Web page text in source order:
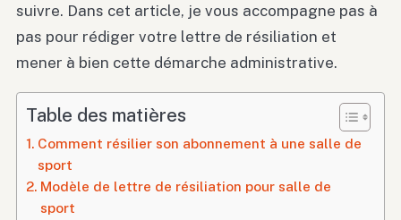
suivre. Dans cet article, je vous accompagne pas à
pas pour rédiger votre lettre de résiliation et
mener à bien cette démarche administrative.
Table des matières
Comment résilier son abonnement à une salle de
sport
Modèle de lettre de résiliation pour salle de
sport